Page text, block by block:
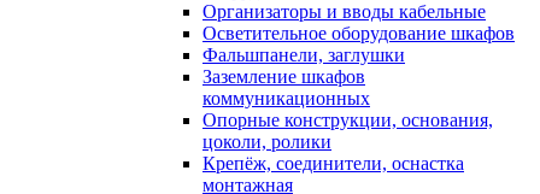
Организаторы и вводы кабельные
Осветительное оборудование шкафов
Фальшпанели, заглушки
Заземление шкафов
коммуникационных
Опорные конструкции, основания,
цоколи, ролики
Крепёж, соединители, оснастка
монтажная